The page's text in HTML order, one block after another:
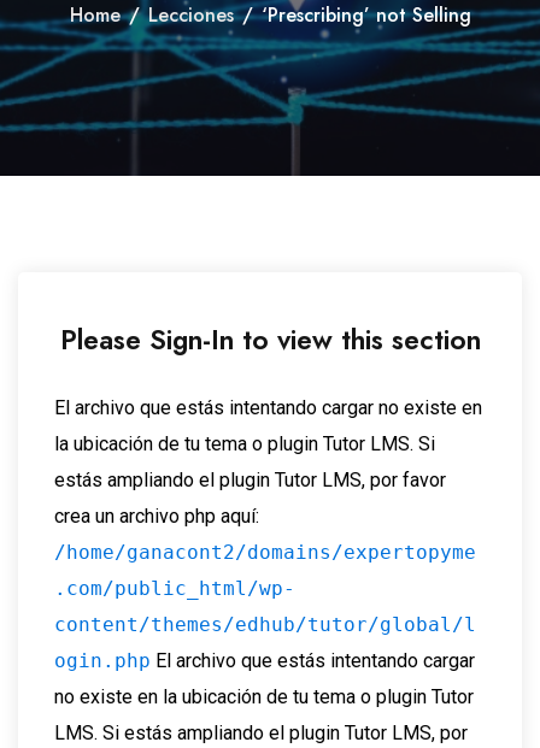
Home / Lecciones / ‘Prescribing’ not Selling
Please Sign-In to view this section
El archivo que estás intentando cargar no existe en
la ubicación de tu tema o plugin Tutor LMS. Si
estás ampliando el plugin Tutor LMS, por favor
crea un archivo php aquí:
/home/ganacont2/domains/expertopyme
.com/public_html/wp-
content/themes/edhub/tutor/global/l
ogin.php El archivo que estás intentando cargar
no existe en la ubicación de tu tema o plugin Tutor
LMS. Si estás ampliando el plugin Tutor LMS, por